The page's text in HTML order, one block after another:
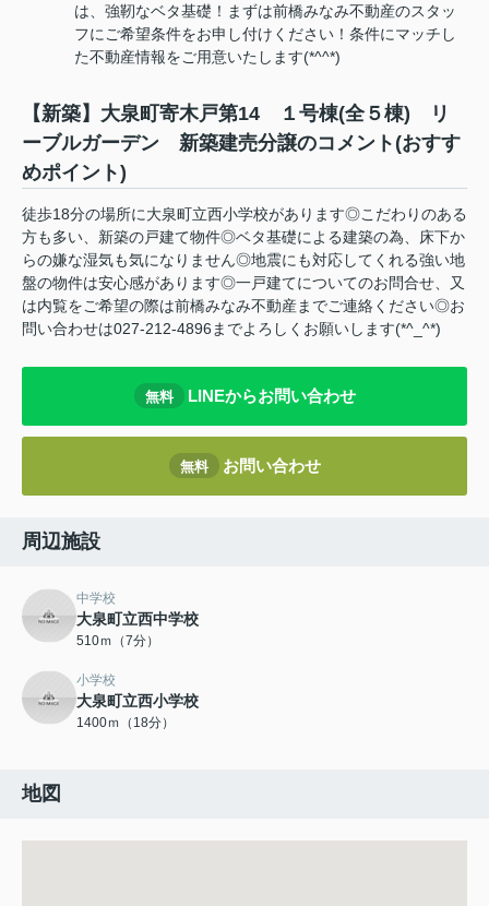
は、強靭なベタ基礎！まずは前橋みなみ不動産のスタッ
フにご希望条件をお申し付けください！条件にマッチし
た不動産情報をご用意いたします(*^^*)
【新築】大泉町寄木戸第14 １号棟(全５棟) リ
ーブルガーデン 新築建売分譲のコメント(おすす
めポイント)
徒歩18分の場所に大泉町立西小学校があります◎こだわりのある
方も多い、新築の戸建て物件◎ベタ基礎による建築の為、床下か
らの嫌な湿気も気になりません◎地震にも対応してくれる強い地
盤の物件は安心感があります◎一戸建てについてのお問合せ、又
は内覧をご希望の際は前橋みなみ不動産までご連絡ください◎お
問い合わせは027-212-4896までよろしくお願いします(*^_^*)
無料 LINEからお問い合わせ
無料 お問い合わせ
周辺施設
中学校
大泉町立西中学校
510ｍ（7分）
小学校
大泉町立西小学校
1400ｍ（18分）
地図